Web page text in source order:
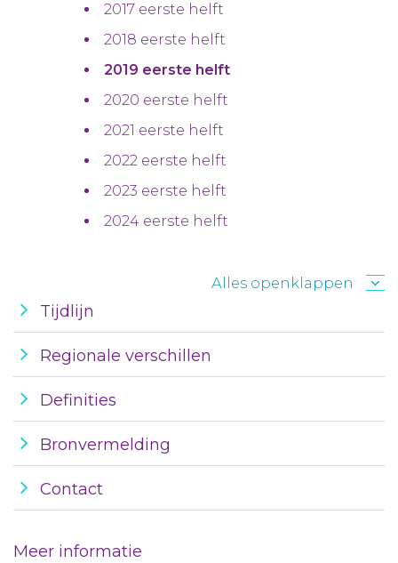
2017 eerste helft
2018 eerste helft
2019 eerste helft
2020 eerste helft
2021 eerste helft
2022 eerste helft
2023 eerste helft
2024 eerste helft
Alles openklappen
Tijdlijn
Regionale verschillen
Definities
Bronvermelding
Contact
Meer informatie